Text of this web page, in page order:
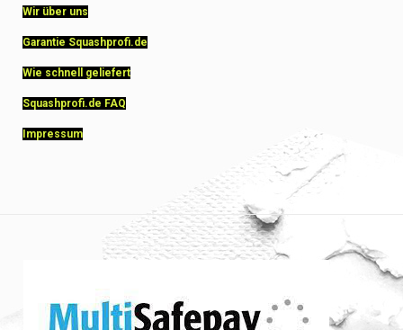
Wir über uns
Garantie Squashprofi.de
Wie schnell geliefert
Squashprofi.de FAQ
Impressum